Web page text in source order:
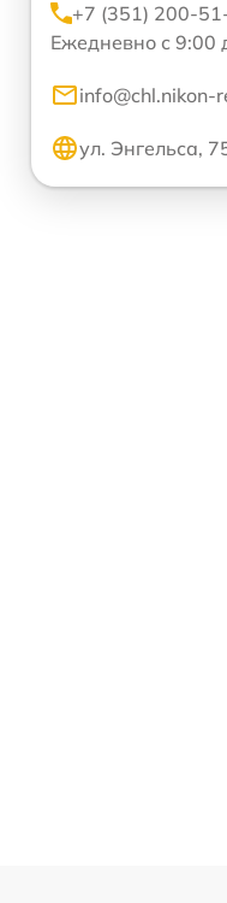
+7 (351) 200-
Ежедневно с 9:00
info@chl.nikon-
ул. Энгельса,